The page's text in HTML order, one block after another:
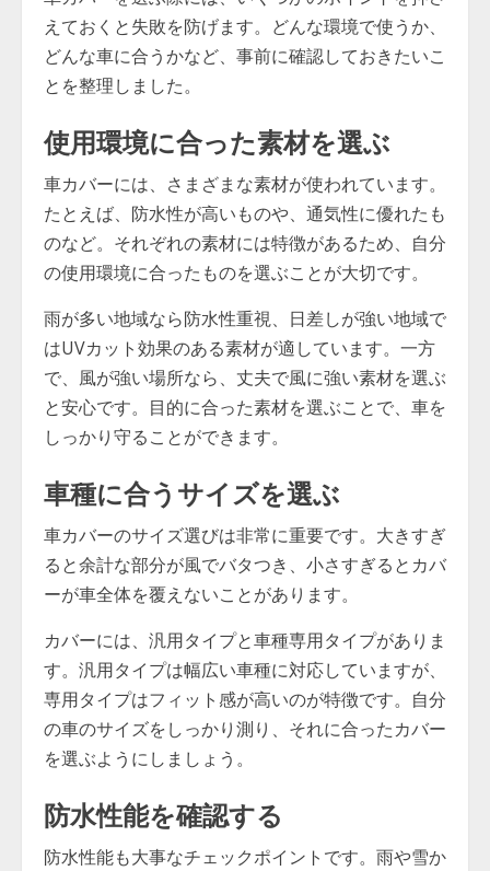
えておくと失敗を防げます。どんな環境で使うか、
どんな車に合うかなど、事前に確認しておきたいこ
とを整理しました。
使用環境に合った素材を選ぶ
車カバーには、さまざまな素材が使われています。
たとえば、防水性が高いものや、通気性に優れたも
のなど。それぞれの素材には特徴があるため、自分
の使用環境に合ったものを選ぶことが大切です。
雨が多い地域なら防水性重視、日差しが強い地域で
はUVカット効果のある素材が適しています。一方
で、風が強い場所なら、丈夫で風に強い素材を選ぶ
と安心です。目的に合った素材を選ぶことで、車を
しっかり守ることができます。
車種に合うサイズを選ぶ
車カバーのサイズ選びは非常に重要です。大きすぎ
ると余計な部分が風でバタつき、小さすぎるとカバ
ーが車全体を覆えないことがあります。
カバーには、汎用タイプと車種専用タイプがありま
す。汎用タイプは幅広い車種に対応していますが、
専用タイプはフィット感が高いのが特徴です。自分
の車のサイズをしっかり測り、それに合ったカバー
を選ぶようにしましょう。
防水性能を確認する
防水性能も大事なチェックポイントです。雨や雪か